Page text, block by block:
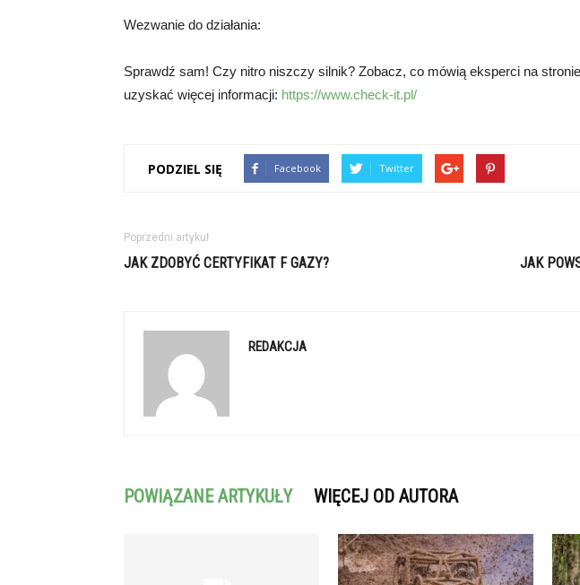
Wezwanie do działania:
Sprawdź sam! Czy nitro niszczy silnik? Zobacz, co mówią eksperci na
uzyskać więcej informacji: https://www.check-it.pl/
PODZIEL SIĘ Facebook Twitter
Poprzedni artykuł
JAK ZDOBYĆ CERTYFIKAT F GAZY? JAK
REDAKCJA
POWIĄZANE ARTYKUŁY WIĘCEJ OD AUTORA